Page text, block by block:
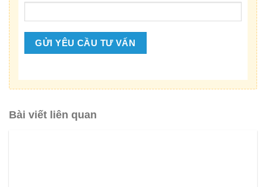
Bài viết liên quan